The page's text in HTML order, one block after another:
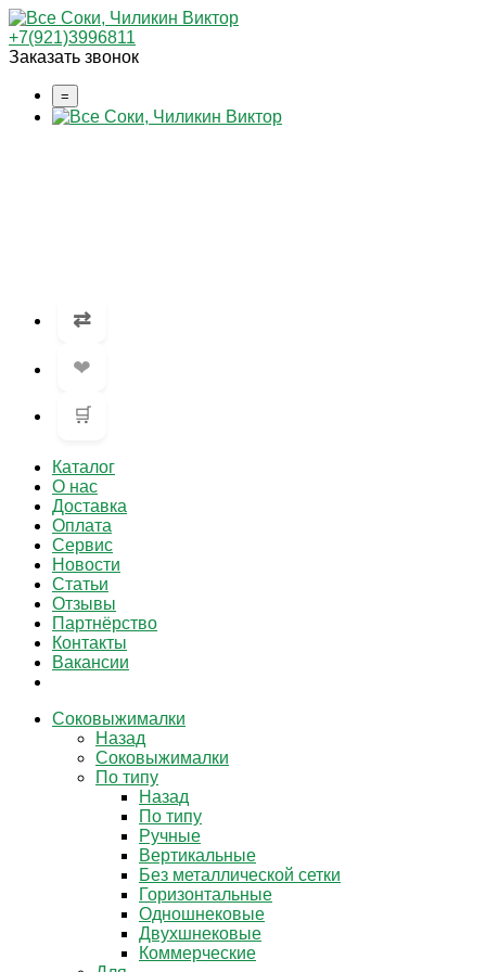
+7(921)3996811
Заказать звонок
=
⇄
❤
🛒
Каталог
О нас
Доставка
Оплата
Сервис
Новости
Статьи
Отзывы
Партнёрство
Контакты
Вакансии
Соковыжималки
Назад
Соковыжималки
По типу
Назад
По типу
Ручные
Вертикальные
Без металлической сетки
Горизонтальные
Одношнековые
Двухшнековые
Коммерческие